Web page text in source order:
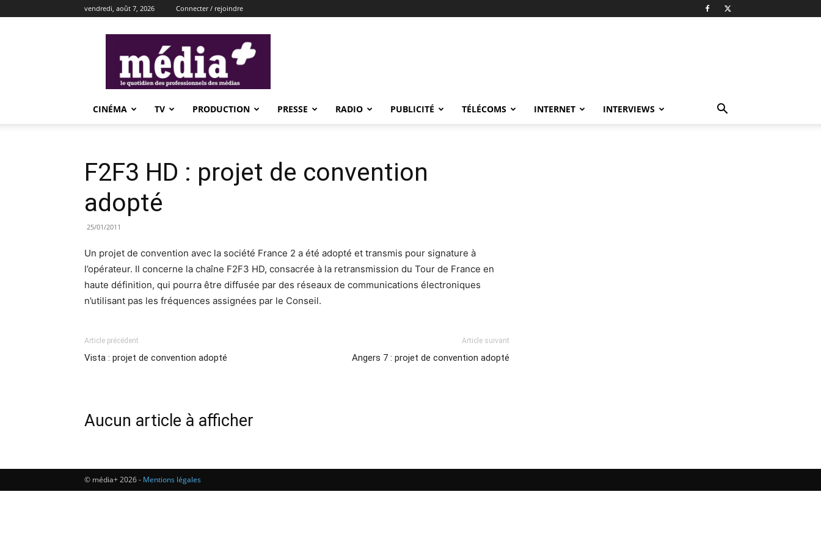
vendredi, août 7, 2026 Connecter / rejoindre
CINÉMA TV PRODUCTION PRESSE RADIO PUBLICITÉ TÉLÉCOMS INTERNET INTERVIEWS
F2F3 HD : projet de convention
adopté
25/01/2011
Un projet de convention avec la société France 2 a été adopté et transmis pour signature à
l’opérateur. Il concerne la chaîne F2F3 HD, consacrée à la retransmission du Tour de France en
haute définition, qui pourra être diffusée par des réseaux de communications électroniques
n’utilisant pas les fréquences assignées par le Conseil.
Article précédent
Vista : projet de convention adopté
Article suivant
Angers 7 : projet de convention adopté
Aucun article à afficher
© média+ 2026 - Mentions légales